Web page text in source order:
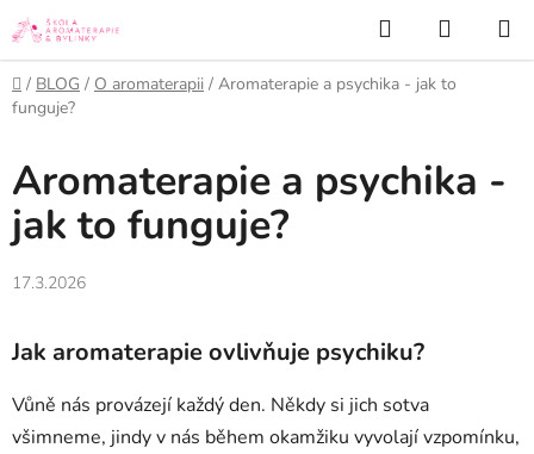
Přejít
na
obsah
Hledat
KOŠÍK
Domů
/ BLOG / O aromaterapii / Aromaterapie a psychika - jak to
funguje?
Aromaterapie a psychika -
jak to funguje?
17.3.2026
Jak aromaterapie ovlivňuje psychiku?
Vůně nás provázejí každý den. Někdy si jich sotva
všimneme, jindy v nás během okamžiku vyvolají vzpomínku,